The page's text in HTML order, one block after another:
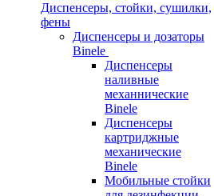
Диспенсеры, стойки, сушилки,
фены
Диспенсеры и дозаторы
Binele
Диспенсеры
наливные
механнические
Binele
Диспенсеры
картриджные
механические
Binele
Мобильные стойки